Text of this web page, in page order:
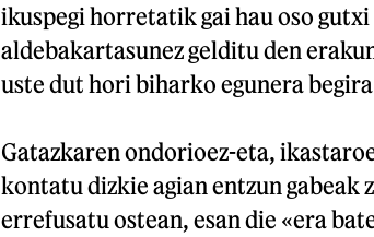
ikuspegi horretatik gai hau oso
aldebakartasunez gelditu den
uste dut hori biharko egunera
Gatazkaren ondorioez-eta,
kontatu dizkie agian entzun gabeak
errefusatu ostean, esan die «era